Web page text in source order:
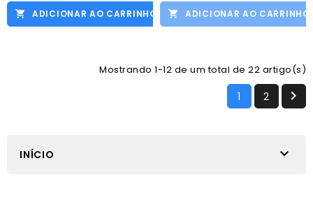
ADICIONAR AO CARRINHO ADICIONAR AO CARRINHO
Mostrando 1-12 de um total de 22 artigo(s)
1 2 
INÍCIO 